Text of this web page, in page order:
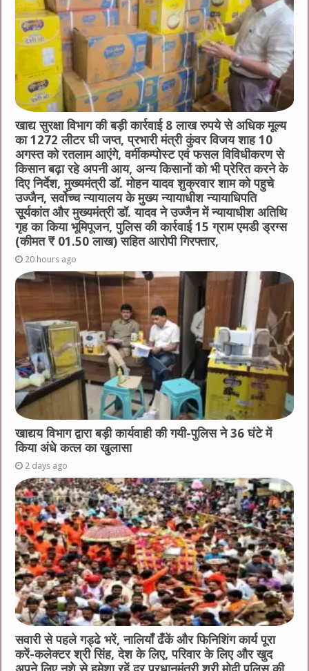
k
खाद्य सुरक्षा विभाग की बड़ी कार्रवाई 8 लाख रुपये से अधिक मूल्य
का 1272 लीटर घी जप्त, प्रभारी मंत्री कुंवर विजय शाह 10
अगस्त को रतलाम आएंगे, वर्मीकम्पोस्ट एवं फसल विविधीकरण से
किसान बढ़ा रहे अपनी आय, अन्य किसानों को भी प्रेरित करने के
दिए निर्देश, मुख्यमंत्री डॉ. मोहन यादव शुक्रवार शाम को पहुचे
उज्जैन, सर्वोच्च न्यायालय के मुख्‍य न्‍यायाधीश न्यायाधिपति
सूर्यकांत और मुख्यमंत्री डॉ. यादव ने उज्जैन में न्यायाधीश अतिथि
गृह का किया भूमिपूजन, पुलिस की कार्रवाई 15 ग्राम एमडी ड्रग्स
(कीमत ₹ 01.50 लाख) सहित आरोपी गिरफ्तार,
20 hours ago
खाद्यय विभाग द्वारा बड़ी कार्यवाही की गयी-पुलिस ने 36 घंटे में
किया अंधे कत्ल का खुलासा
2 days ago
सवारी से पहले गड्ढे भरें, नालियाँ ढँकें और फिनिशिंग कार्य पूरा
करें-कलेक्टर श्री सिंह, देश के लिए, परिवार के लिए और खुद